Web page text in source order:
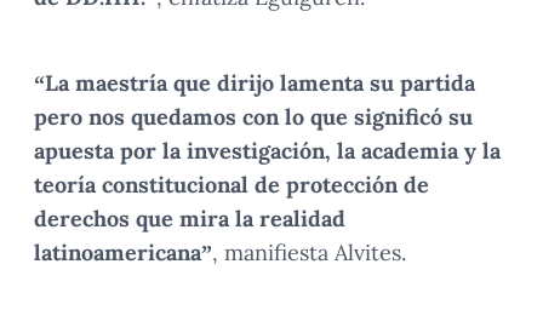
“La maestría que dirijo lamenta su partida
pero nos quedamos con lo que significó su
apuesta por la investigación, la academia y la
teoría constitucional de protección de
derechos que mira la realidad
latinoamericana”, manifiesta Alvites.